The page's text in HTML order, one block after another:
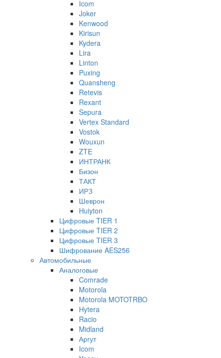
Icom
Joker
Kenwood
Kirisun
Kydera
Lira
Linton
Puxing
Quansheng
Retevis
Rexant
Sepura
Vertex Standard
Vostok
Wouxun
ZTE
ИНТРАНК
Бизон
ТАКТ
ИРЗ
Шеврон
Huiyton
Цифровые TIER 1
Цифровые TIER 2
Цифровые TIER 3
Шифрование AES256
Автомобильные
Аналоговые
Comrade
Motorola
Motorola MOTOTRBO
Hytera
Racio
Midland
Аргут
Icom